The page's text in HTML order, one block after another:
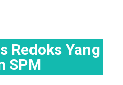
Redoks Yang
SPM